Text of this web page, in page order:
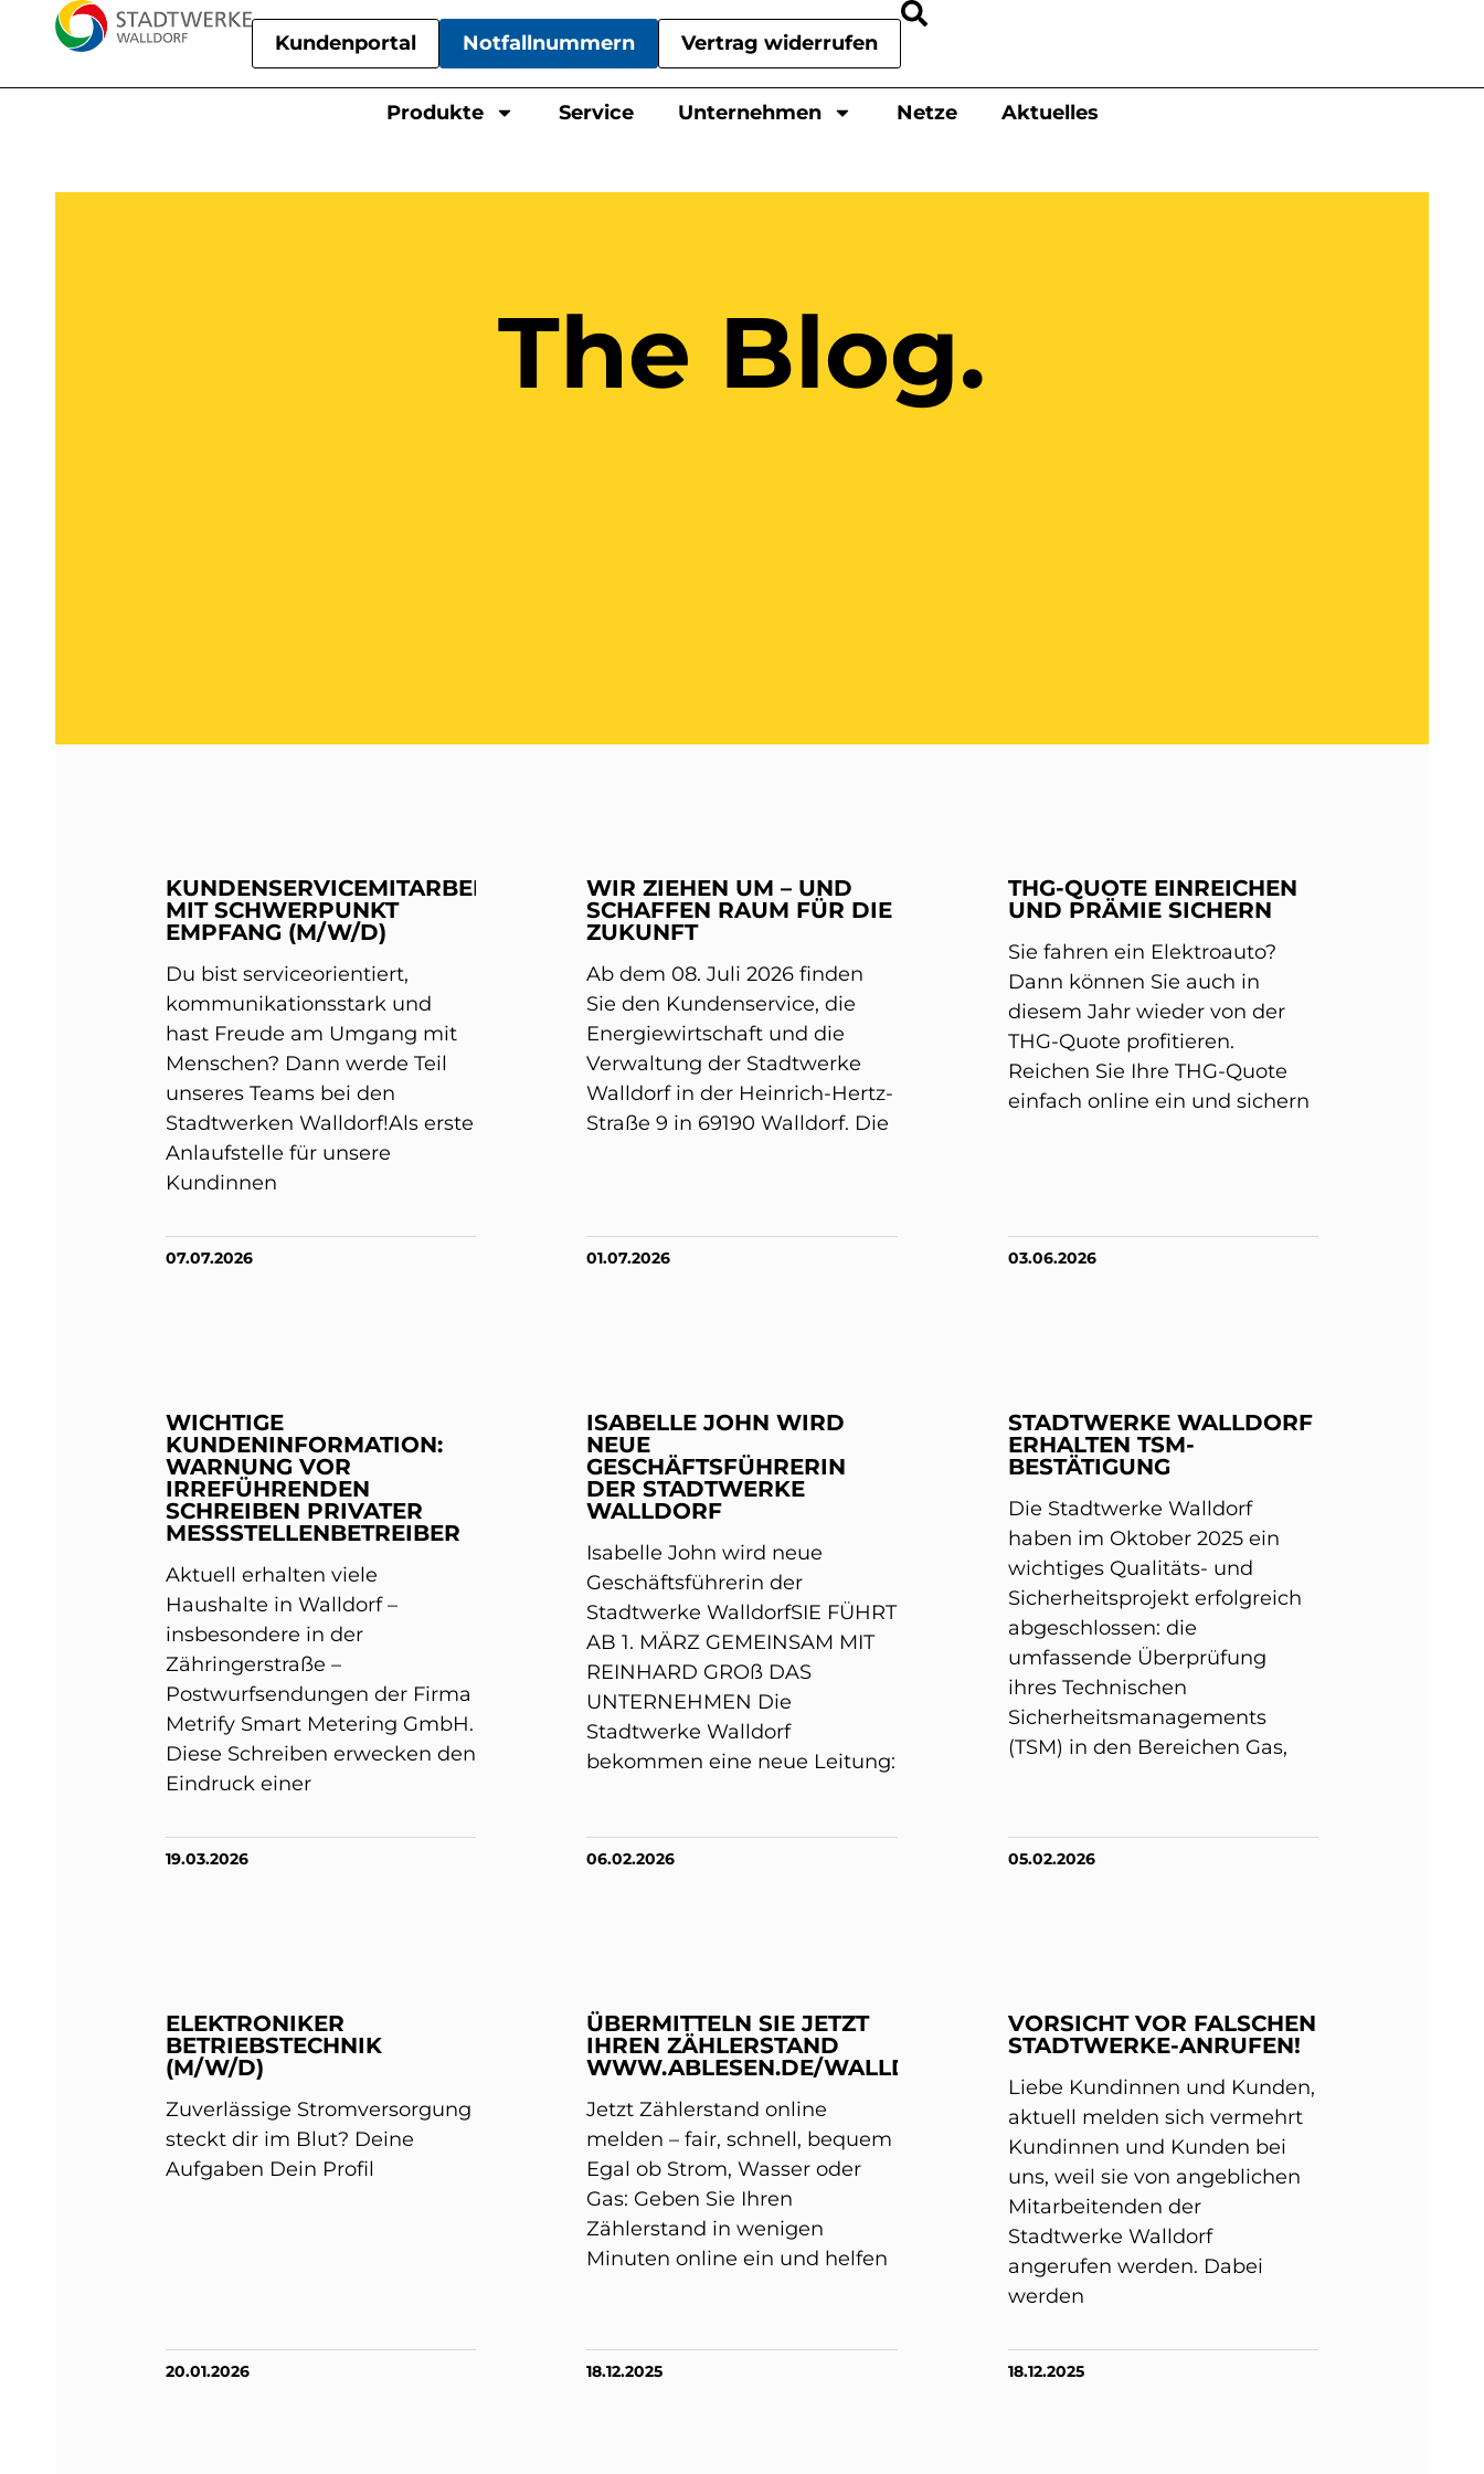
Kundenportal Notfallnummern Vertrag widerrufen
Produkte Service Unternehmen Netze Aktuelles
The Blog.
KUNDENSERVICEMITARBEITER
MIT SCHWERPUNKT
EMPFANG (M/W/D)
Du bist serviceorientiert,
kommunikationsstark und
hast Freude am Umgang mit
Menschen? Dann werde Teil
unseres Teams bei den
Stadtwerken Walldorf!Als erste
Anlaufstelle für unsere
Kundinnen
07.07.2026
WIR ZIEHEN UM – UND
SCHAFFEN RAUM FÜR DIE
ZUKUNFT
Ab dem 08. Juli 2026 finden
Sie den Kundenservice, die
Energiewirtschaft und die
Verwaltung der Stadtwerke
Walldorf in der Heinrich-Hertz-
Straße 9 in 69190 Walldorf. Die
01.07.2026
THG-QUOTE EINREICHEN
UND PRÄMIE SICHERN
Sie fahren ein Elektroauto?
Dann können Sie auch in
diesem Jahr wieder von der
THG-Quote profitieren.
Reichen Sie Ihre THG-Quote
einfach online ein und sichern
03.06.2026
WICHTIGE
KUNDENINFORMATION:
WARNUNG VOR
IRREFÜHRENDEN
SCHREIBEN PRIVATER
MESSSTELLENBETREIBER
Aktuell erhalten viele
Haushalte in Walldorf –
insbesondere in der
Zähringerstraße –
Postwurfsendungen der Firma
Metrify Smart Metering GmbH.
Diese Schreiben erwecken den
Eindruck einer
19.03.2026
ISABELLE JOHN WIRD
NEUE
GESCHÄFTSFÜHRERIN
DER STADTWERKE
WALLDORF
Isabelle John wird neue
Geschäftsführerin der
Stadtwerke WalldorfSIE FÜHRT
AB 1. MÄRZ GEMEINSAM MIT
REINHARD GROß DAS
UNTERNEHMEN Die
Stadtwerke Walldorf
bekommen eine neue Leitung:
06.02.2026
STADTWERKE WALLDORF
ERHALTEN TSM-
BESTÄTIGUNG
Die Stadtwerke Walldorf
haben im Oktober 2025 ein
wichtiges Qualitäts- und
Sicherheitsprojekt erfolgreich
abgeschlossen: die
umfassende Überprüfung
ihres Technischen
Sicherheitsmanagements
(TSM) in den Bereichen Gas,
05.02.2026
ELEKTRONIKER
BETRIEBSTECHNIK
(M/W/D)
Zuverlässige Stromversorgung
steckt dir im Blut? Deine
Aufgaben Dein Profil
20.01.2026
ÜBERMITTELN SIE JETZT
IHREN ZÄHLERSTAND
WWW.ABLESEN.DE/WALLDORF/
Jetzt Zählerstand online
melden – fair, schnell, bequem
Egal ob Strom, Wasser oder
Gas: Geben Sie Ihren
Zählerstand in wenigen
Minuten online ein und helfen
18.12.2025
VORSICHT VOR FALSCHEN
STADTWERKE-ANRUFEN!
Liebe Kundinnen und Kunden,
aktuell melden sich vermehrt
Kundinnen und Kunden bei
uns, weil sie von angeblichen
Mitarbeitenden der
Stadtwerke Walldorf
angerufen werden. Dabei
werden
18.12.2025